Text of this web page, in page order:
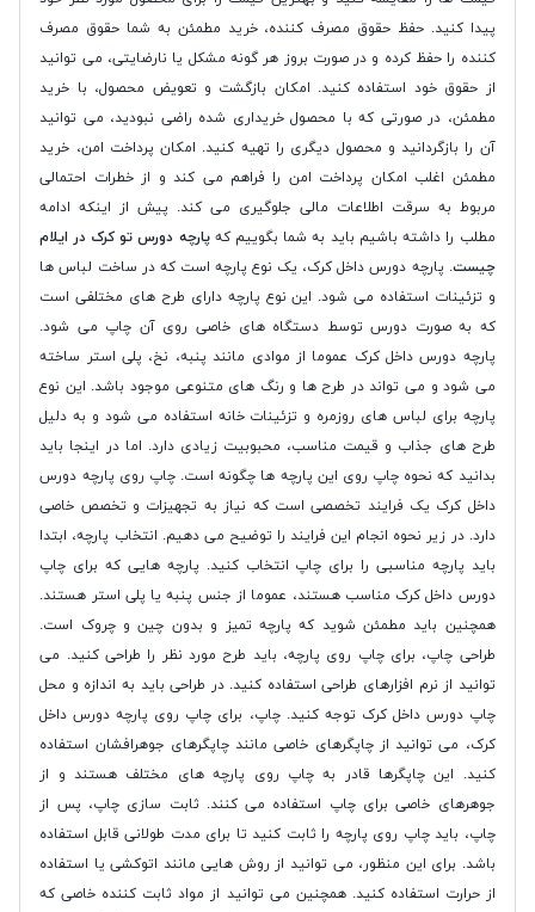
پیدا کنید. حفظ حقوق مصرف کننده، خرید مطمئن به شما حقوق مصرف
کننده را حفظ کرده و در صورت بروز هر گونه مشکل یا نارضایتی، می توانید
از حقوق خود استفاده کنید. امکان بازگشت و تعویض محصول، با خرید
مطمئن، در صورتی که با محصول خریداری شده راضی نبودید، می توانید
آن را بازگردانید و محصول دیگری را تهیه کنید. امکان پرداخت امن، خرید
مطمئن اغلب امکان پرداخت امن را فراهم می کند و از خطرات احتمالی
مربوط به سرقت اطلاعات مالی جلوگیری می کند. پیش از اینکه ادامه
مطلب را داشته باشیم باید به شما بگوییم کهپارچه دورس تو کرک در ایلام
چیست. پارچه دورس داخل کرک، یک نوع پارچه است که در ساخت لباس ها
و تزئینات استفاده می شود. این نوع پارچه دارای طرح های مختلفی است
که به صورت دورس توسط دستگاه های خاصی روی آن چاپ می شود.
پارچه دورس داخل کرک عموما از موادی مانند پنبه، نخ، پلی استر ساخته
می شود و می تواند در طرح ها و رنگ های متنوعی موجود باشد. این نوع
پارچه برای لباس های روزمره و تزئینات خانه استفاده می شود و به دلیل
طرح های جذاب و قیمت مناسب، محبوبیت زیادی دارد. اما در اینجا باید
بدانید که نحوه چاپ روی این پارچه ها چگونه است. چاپ روی پارچه دورس
داخل کرک یک فرایند تخصصی است که نیاز به تجهیزات و تخصص خاصی
دارد. در زیر نحوه انجام این فرایند را توضیح می دهیم. انتخاب پارچه، ابتدا
باید پارچه مناسبی را برای چاپ انتخاب کنید. پارچه هایی که برای چاپ
دورس داخل کرک مناسب هستند، عموما از جنس پنبه یا پلی استر هستند.
همچنین باید مطمئن شوید که پارچه تمیز و بدون چین و چروک است.
طراحی چاپ، برای چاپ روی پارچه، باید طرح مورد نظر را طراحی کنید. می
توانید از نرم افزارهای طراحی استفاده کنید. در طراحی باید به اندازه و محل
چاپ دورس داخل کرک توجه کنید. چاپ، برای چاپ روی پارچه دورس داخل
کرک، می توانید از چاپگرهای خاصی مانند چاپگرهای جوهرافشان استفاده
کنید. این چاپگرها قادر به چاپ روی پارچه های مختلف هستند و از
جوهرهای خاصی برای چاپ استفاده می کنند. ثابت سازی چاپ، پس از
چاپ، باید چاپ روی پارچه را ثابت کنید تا برای مدت طولانی قابل استفاده
باشد. برای این منظور، می توانید از روش هایی مانند اتوکشی یا استفاده
از حرارت استفاده کنید. همچنین می توانید از مواد ثابت کننده خاصی که